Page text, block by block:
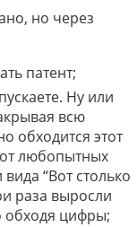
но через
патент;
Ну или
всю
обходится этот
от любопытных
“Вот столько
раза выросли
обходя цифры;